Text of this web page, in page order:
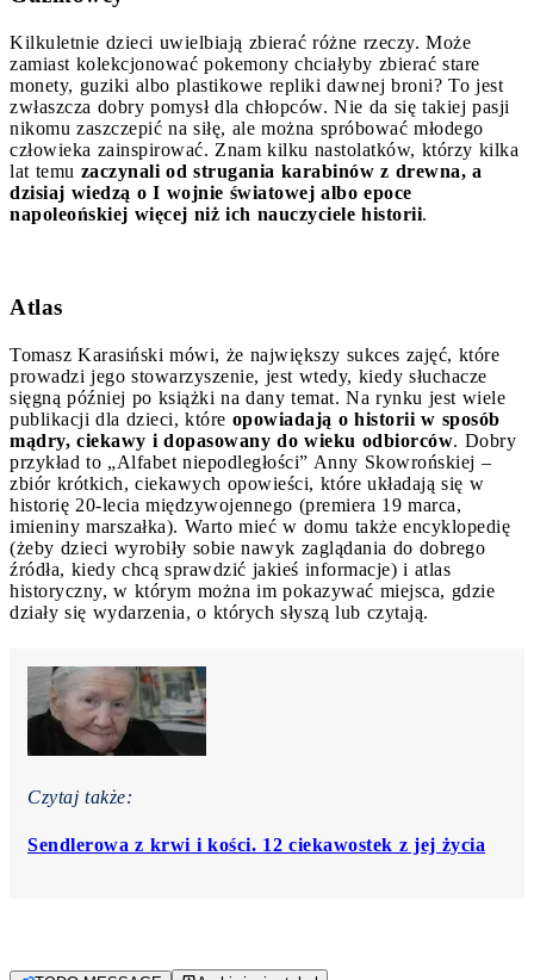
Kilkuletnie dzieci uwielbiają zbierać różne rzeczy. Może
zamiast kolekcjonować pokemony chciałyby zbierać stare
monety, guziki albo plastikowe repliki dawnej broni? To jest
zwłaszcza dobry pomysł dla chłopców. Nie da się takiej pasji
nikomu zaszczepić na siłę, ale można spróbować młodego
człowieka zainspirować. Znam kilku nastolatków, którzy kilka
lat temu zaczynali od strugania karabinów z drewna, a
dzisiaj wiedzą o I wojnie światowej albo epoce
napoleońskiej więcej niż ich nauczyciele historii.
Atlas
Tomasz Karasiński mówi, że największy sukces zajęć, które
prowadzi jego stowarzyszenie, jest wtedy, kiedy słuchacze
sięgną później po książki na dany temat. Na rynku jest wiele
publikacji dla dzieci, które opowiadają o historii w sposób
mądry, ciekawy i dopasowany do wieku odbiorców. Dobry
przykład to „Alfabet niepodległości” Anny Skowrońskiej –
zbiór krótkich, ciekawych opowieści, które układają się w
historię 20-lecia międzywojennego (premiera 19 marca,
imieniny marszałka). Warto mieć w domu także encyklopedię
(żeby dzieci wyrobiły sobie nawyk zaglądania do dobrego
źródła, kiedy chcą sprawdzić jakieś informacje) i atlas
historyczny, w którym można im pokazywać miejsca, gdzie
działy się wydarzenia, o których słyszą lub czytają.
Czytaj także:
Sendlerowa z krwi i kości. 12 ciekawostek z jej życia